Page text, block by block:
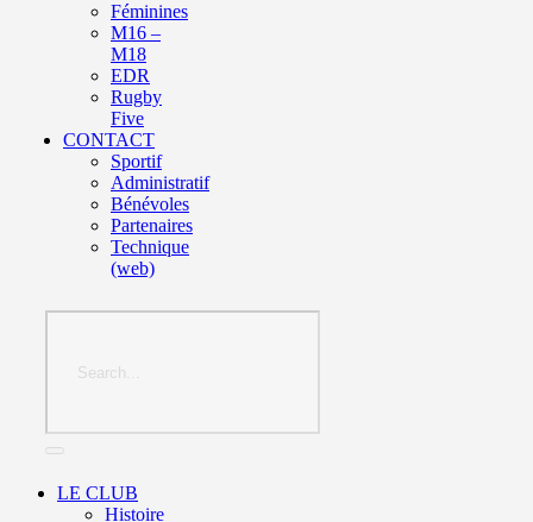
Féminines
M16 –
M18
EDR
Rugby
Five
CONTACT
Sportif
Administratif
Bénévoles
Partenaires
Technique
(web)
LE CLUB
Histoire